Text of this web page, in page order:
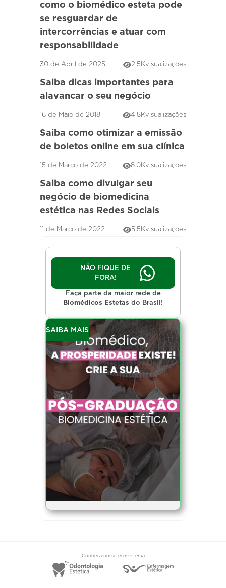
como o biomédico esteta pode
se resguardar de
intercorrências e atuar com
responsabilidade
30 de Abril de 2025 2.5Kvisualizações
Saiba dicas importantes para
alavancar o seu negócio
16 de Maio de 2018 4.8Kvisualizações
Saiba como otimizar a emissão
de boletos online em sua clínica
15 de Março de 2022 8.0Kvisualizações
Saiba como divulgar seu
negócio de biomedicina
estética nas Redes Sociais
11 de Março de 2022 5.5Kvisualizações
NÃO FIQUE DE
FORA!
Faça parte da maior rede de
Biomédicos Estetas do Brasil!
SAIBA MAIS
Conheça nosso ecossistema